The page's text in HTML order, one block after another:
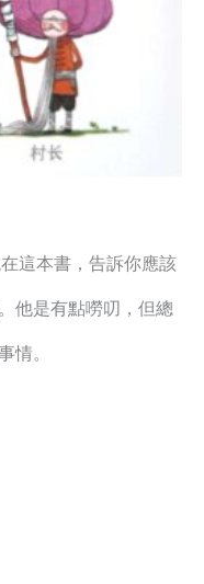
這本書，告訴你應該
他是有點嘮叨，但總
情。